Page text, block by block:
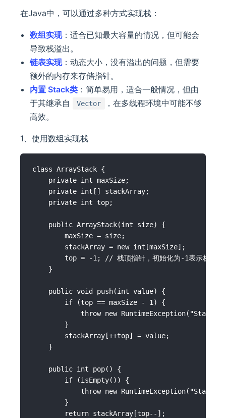
在Java中，可以通过多种方式实现栈：
数组实现：适合已知最大容量的情况，但可能会
导致栈溢出。
链表实现：动态大小，没有溢出的问题，但需要
额外的内存来存储指针。
内置 Stack类 ：简单易用，适合一般情况，但由
于其继承自
Vector
，在多线程环境中可能不够
高效。
1、使用数组实现栈
class ArrayStack {
    private int maxSize;
    private int[] stackArray;
    private int top;
    public ArrayStack(int size) {
        maxSize = size;
        stackArray = new int[maxSize];
        top = -1; // 栈顶指针，初始化为-1表示栈空
    }
    public void push(int value) {
        if (top == maxSize - 1) {
throw new RuntimeException("Stack
        }
        stackArray[++top] = value;
    }
    public int pop() {
        if (isEmpty()) {
throw new RuntimeException("Stack
        }
        return stackArray[top--];